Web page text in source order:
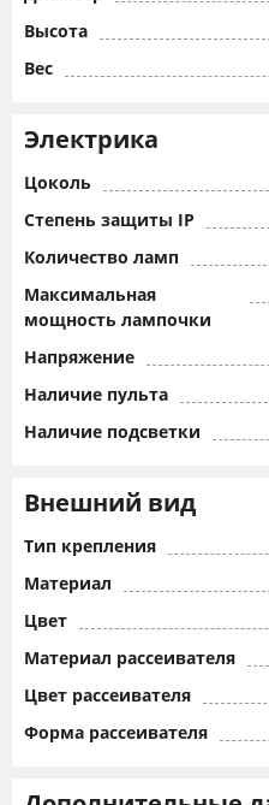
Высота
Вес
Электрика
Цоколь
Степень защиты IP
Количество ламп
Максимальная
мощность лампочки
Напряжение
Наличие пульта
Наличие подсветки
Внешний вид
Тип крепления
Материал
Цвет
Материал рассеивателя
Цвет рассеивателя
Форма рассеивателя